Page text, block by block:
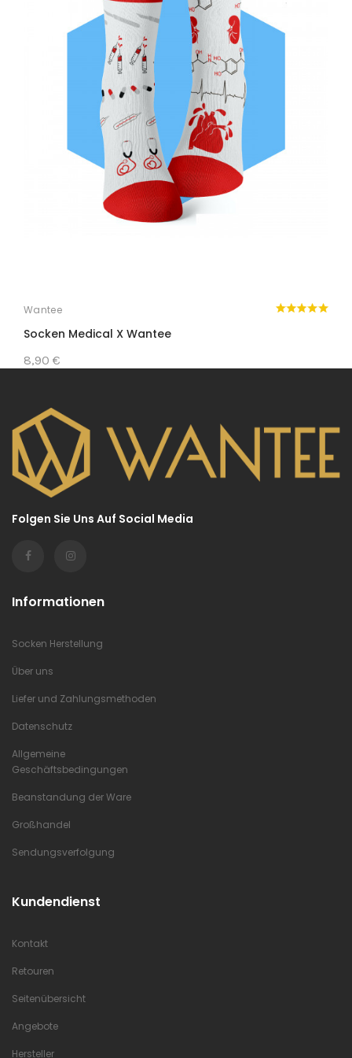
Wantee
Socken Medical X Wantee
8,90 €
Folgen Sie Uns Auf Social Media
Informationen
Socken Herstellung
Über uns
Liefer und Zahlungsmethoden
Datenschutz
Allgemeine
Geschäftsbedingungen
Beanstandung der Ware
Großhandel
Sendungsverfolgung
Kundendienst
Kontakt
Retouren
Seitenübersicht
Angebote
Hersteller